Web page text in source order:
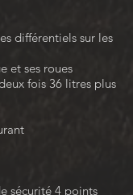
différentiels sur les
et ses roues
fois 36 litres plus
sécurité 4 points